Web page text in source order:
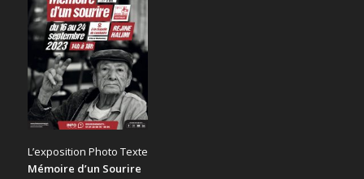
L’exposition Photo Texte
Mémoire d’un Sourire